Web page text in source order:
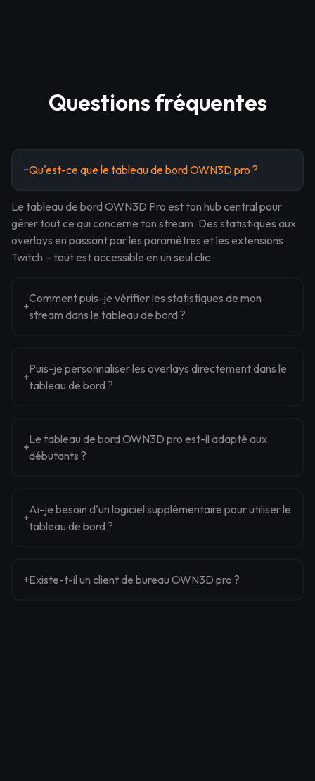
Questions fréquentes
Qu'est-ce que le tableau de bord OWN3D pro ?
Le tableau de bord OWN3D Pro est ton hub central pour
gérer tout ce qui concerne ton stream. Des statistiques aux
overlays en passant par les paramètres et les extensions
Twitch – tout est accessible en un seul clic.
Comment puis-je vérifier les statistiques de mon
stream dans le tableau de bord ?
Puis-je personnaliser les overlays directement dans le
tableau de bord ?
Le tableau de bord OWN3D pro est-il adapté aux
débutants ?
Ai-je besoin d'un logiciel supplémentaire pour utiliser le
tableau de bord ?
Existe-t-il un client de bureau OWN3D pro ?